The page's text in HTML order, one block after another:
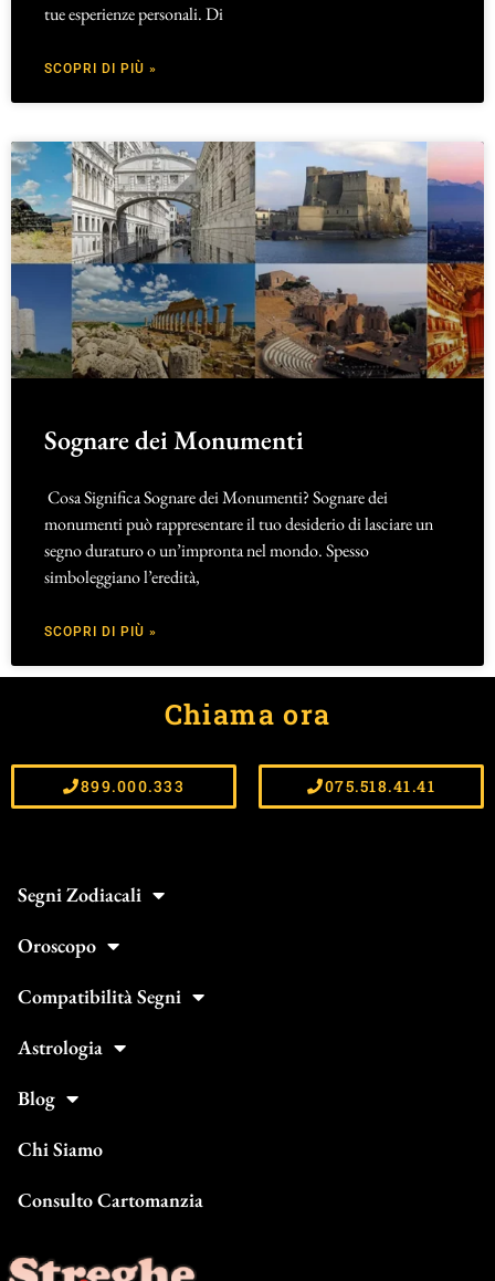
tue esperienze personali. Di
SCOPRI DI PIÙ »
Sognare dei Monumenti
Cosa Significa Sognare dei Monumenti? Sognare dei
monumenti può rappresentare il tuo desiderio di lasciare un
segno duraturo o un’impronta nel mondo. Spesso
simboleggiano l’eredità,
SCOPRI DI PIÙ »
Chiama ora
899.000.333 075.518.41.41
Segni Zodiacali
Oroscopo
Compatibilità Segni
Astrologia
Blog
Chi Siamo
Consulto Cartomanzia